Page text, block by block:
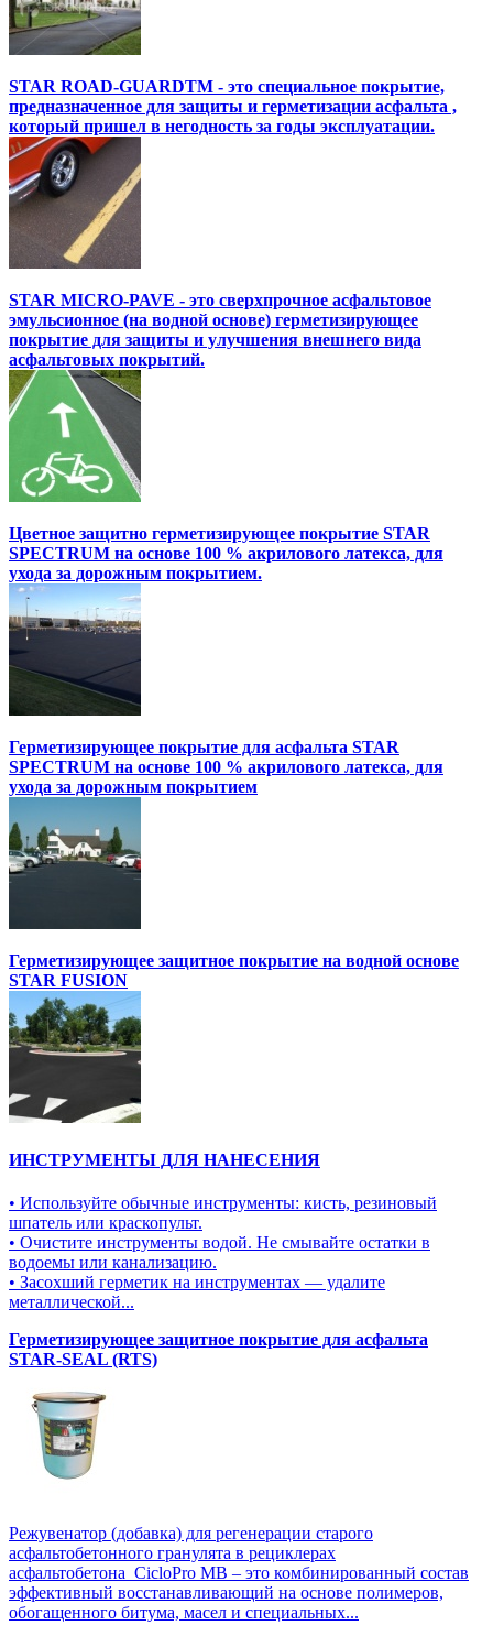
STAR ROAD-GUARDTM - это специальное покрытие,
предназначенное для защиты и герметизации асфальта ,
который пришел в негодность за годы эксплуатации.
STAR MICRO-PAVE - это сверхпрочное асфальтовое
эмульсионное (на водной основе) герметизирующее
покрытие для защиты и улучшения внешнего вида
асфальтовых покрытий.
Цветное защитно герметизирующее покрытие STAR
SPECTRUM на основе 100 % акрилового латекса, для
ухода за дорожным покрытием.
Герметизирующее покрытие для асфальта STAR
SPECTRUM на основе 100 % акрилового латекса, для
ухода за дорожным покрытием
Герметизирующее защитное покрытие на водной основе
STAR FUSION
ИНСТРУМЕНТЫ ДЛЯ НАНЕСЕНИЯ
• Используйте обычные инструменты: кисть, резиновый
шпатель или краскопульт.
• Очистите инструменты водой. Не смывайте остатки в
водоемы или канализацию.
• Засохший герметик на инструментах — удалите
металлической...
Герметизирующее защитное покрытие для асфальта
STAR-SEAL (RTS)
Режувенатор (добавка) для регенерации старого
асфальтобетонного гранулята в рециклерах
асфальтобетона CicloPro MB – это комбинированный состав
эффективный восстанавливающий на основе полимеров,
обогащенного битума, масел и специальных...